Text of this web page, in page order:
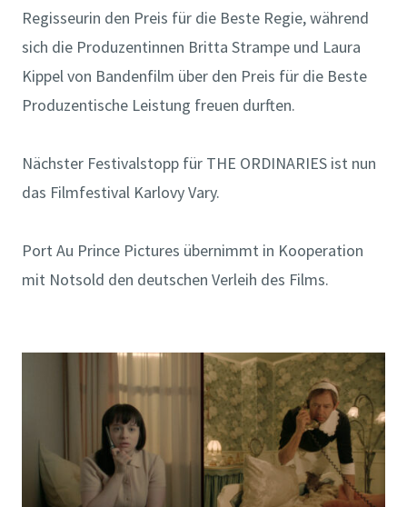
Regisseurin den Preis für die Beste Regie, während
sich die Produzentinnen Britta Strampe und Laura
Kippel von Bandenfilm über den Preis für die Beste
Produzentische Leistung freuen durften.
Nächster Festivalstopp für THE ORDINARIES ist nun
das Filmfestival Karlovy Vary.
Port Au Prince Pictures übernimmt in Kooperation
mit Notsold den deutschen Verleih des Films.